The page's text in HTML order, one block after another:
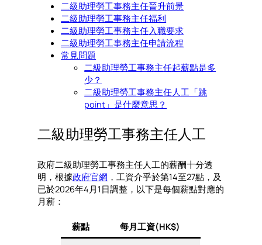
二級助理勞工事務主任晉升前景
二級助理勞工事務主任福利
二級助理勞工事務主任入職要求
二級助理勞工事務主任申請流程
常見問題
二級助理勞工事務主任起薪點是多
少？
二級助理勞工事務主任人工「跳
point」是什麼意思？
二級助理勞工事務主任人工
政府二級助理勞工事務主任人工的薪酬十分透
明，根據政府官網 ，工資介乎於第14至27點，及
已於2026年4月1日調整，以下是每個薪點對應的
月薪：
薪點
每月工資(HK$)